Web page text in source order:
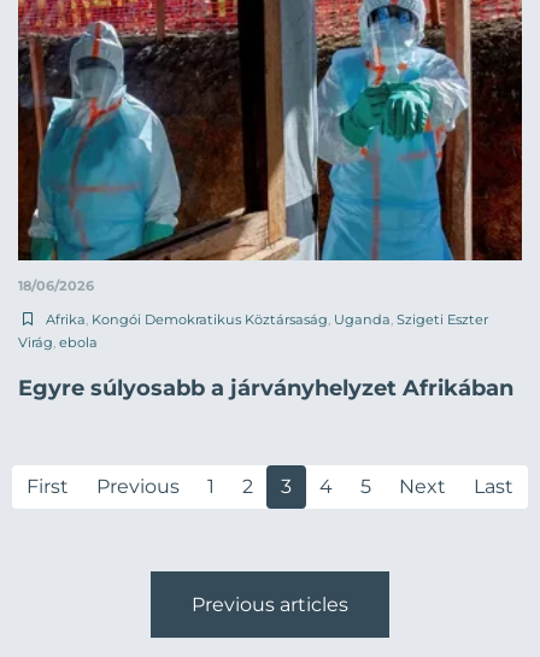
18/06/2026
Afrika, Kongói Demokratikus Köztársaság, Uganda, Szigeti Eszter
Virág, ebola
Egyre súlyosabb a járványhelyzet Afrikában
First Previous 1 2 3 4 5 Next Last
Previous articles